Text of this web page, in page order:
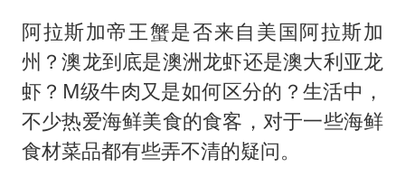
多所高校取消艺考
上半年国内居民出游人次34.63亿
陕西柞水泥石流已致2死 仍有1人失联
店主称换“青海拉面”招牌后生意更好
阿拉斯加帝王蟹是否来自美国阿拉斯加
州？澳龙到底是澳洲龙虾还是澳大利亚龙
虾？M级牛肉又是如何区分的？生活中，
不少热爱海鲜美食的食客，对于一些海鲜
食材菜品都有些弄不清的疑问。